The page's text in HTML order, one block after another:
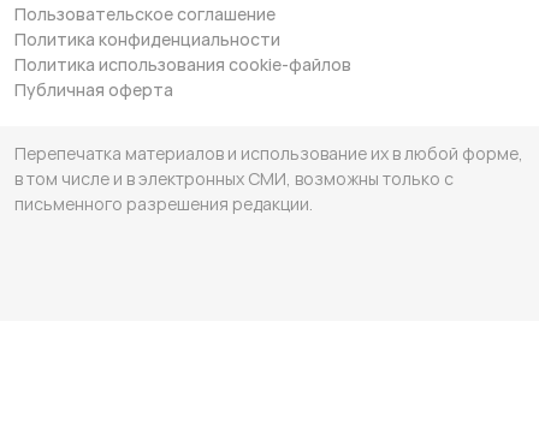
Пользовательское соглашение
Политика конфиденциальности
Политика использования cookie-файлов
Публичная оферта
Перепечатка материалов и использование их в любой форме,
в том числе и в электронных СМИ, возможны только с
письменного разрешения редакции.